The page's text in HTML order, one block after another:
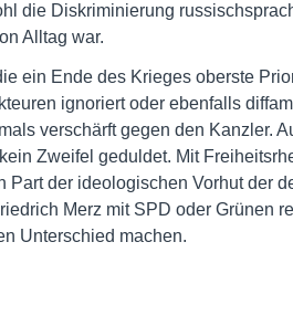
die Diskriminierung
Alltag war.
ein Ende des Krieges oberste
ignoriert oder ebenfalls
verschärft gegen den Kanzler.
Zweifel geduldet. Mit
der ideologischen Vorhut der
Merz mit SPD oder Grünen
Unterschied machen.